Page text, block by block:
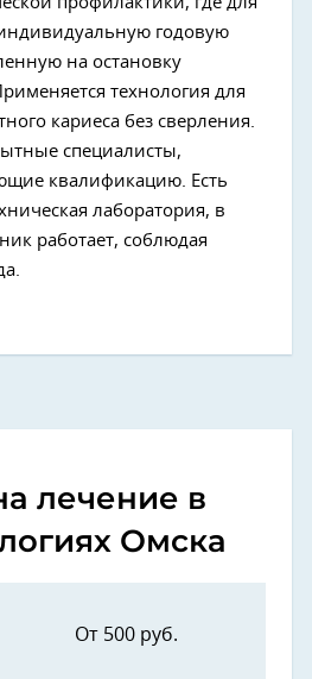
годовую
на остановку
технология для
кариеса без сверления.
специалисты,
квалификацию. Есть
лаборатория, в
работает, соблюдая
лечение в
Омска
От 500 руб.